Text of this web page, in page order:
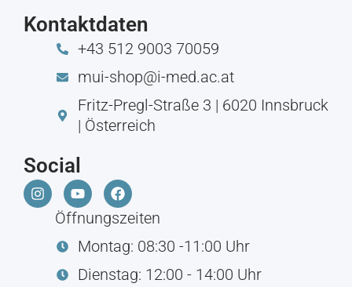
Kontaktdaten
+43 512 9003 70059
mui-shop@i-med.ac.at
Fritz-Pregl-Straße 3 | 6020 Innsbruck
| Österreich
Social
Öffnungszeiten
Montag: 08:30 -11:00 Uhr
Dienstag: 12:00 - 14:00 Uhr